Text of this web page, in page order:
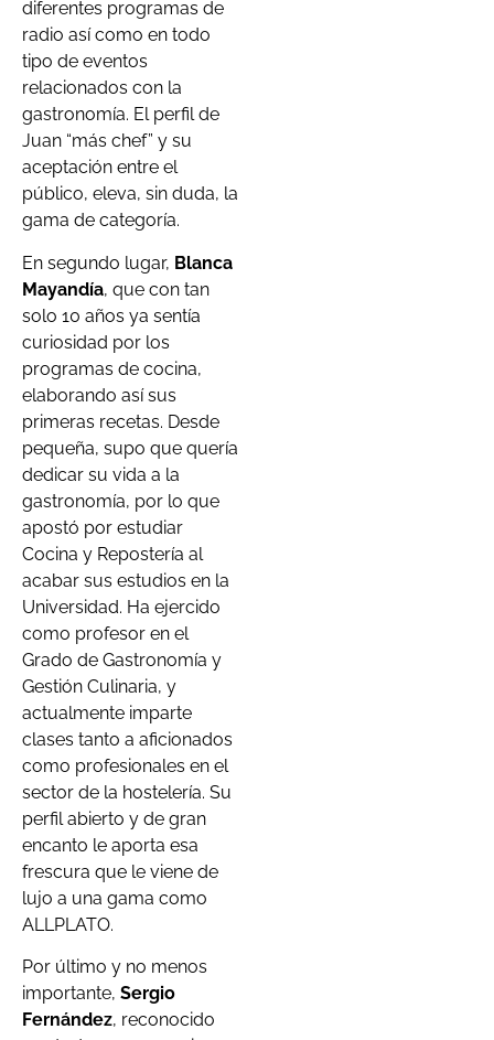
diferentes programas de
radio así como en todo
tipo de eventos
relacionados con la
gastronomía. El perfil de
Juan “más chef” y su
aceptación entre el
público, eleva, sin duda, la
gama de categoría.
En segundo lugar, Blanca
Mayandía, que con tan
solo 10 años ya sentía
curiosidad por los
programas de cocina,
elaborando así sus
primeras recetas. Desde
pequeña, supo que quería
dedicar su vida a la
gastronomía, por lo que
apostó por estudiar
Cocina y Repostería al
acabar sus estudios en la
Universidad. Ha ejercido
como profesor en el
Grado de Gastronomía y
Gestión Culinaria, y
actualmente imparte
clases tanto a aficionados
como profesionales en el
sector de la hostelería. Su
perfil abierto y de gran
encanto le aporta esa
frescura que le viene de
lujo a una gama como
ALLPLATO.
Por último y no menos
importante, Sergio
Fernández, reconocido